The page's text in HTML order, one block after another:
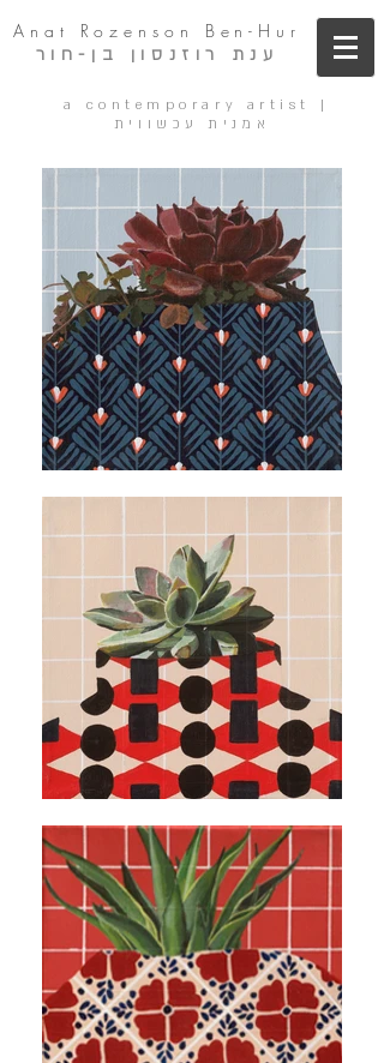
Anat Rozenson Ben-Hur
ענת רוזנסון בן-חור
a contemporary artist |
אמנית עכשווית